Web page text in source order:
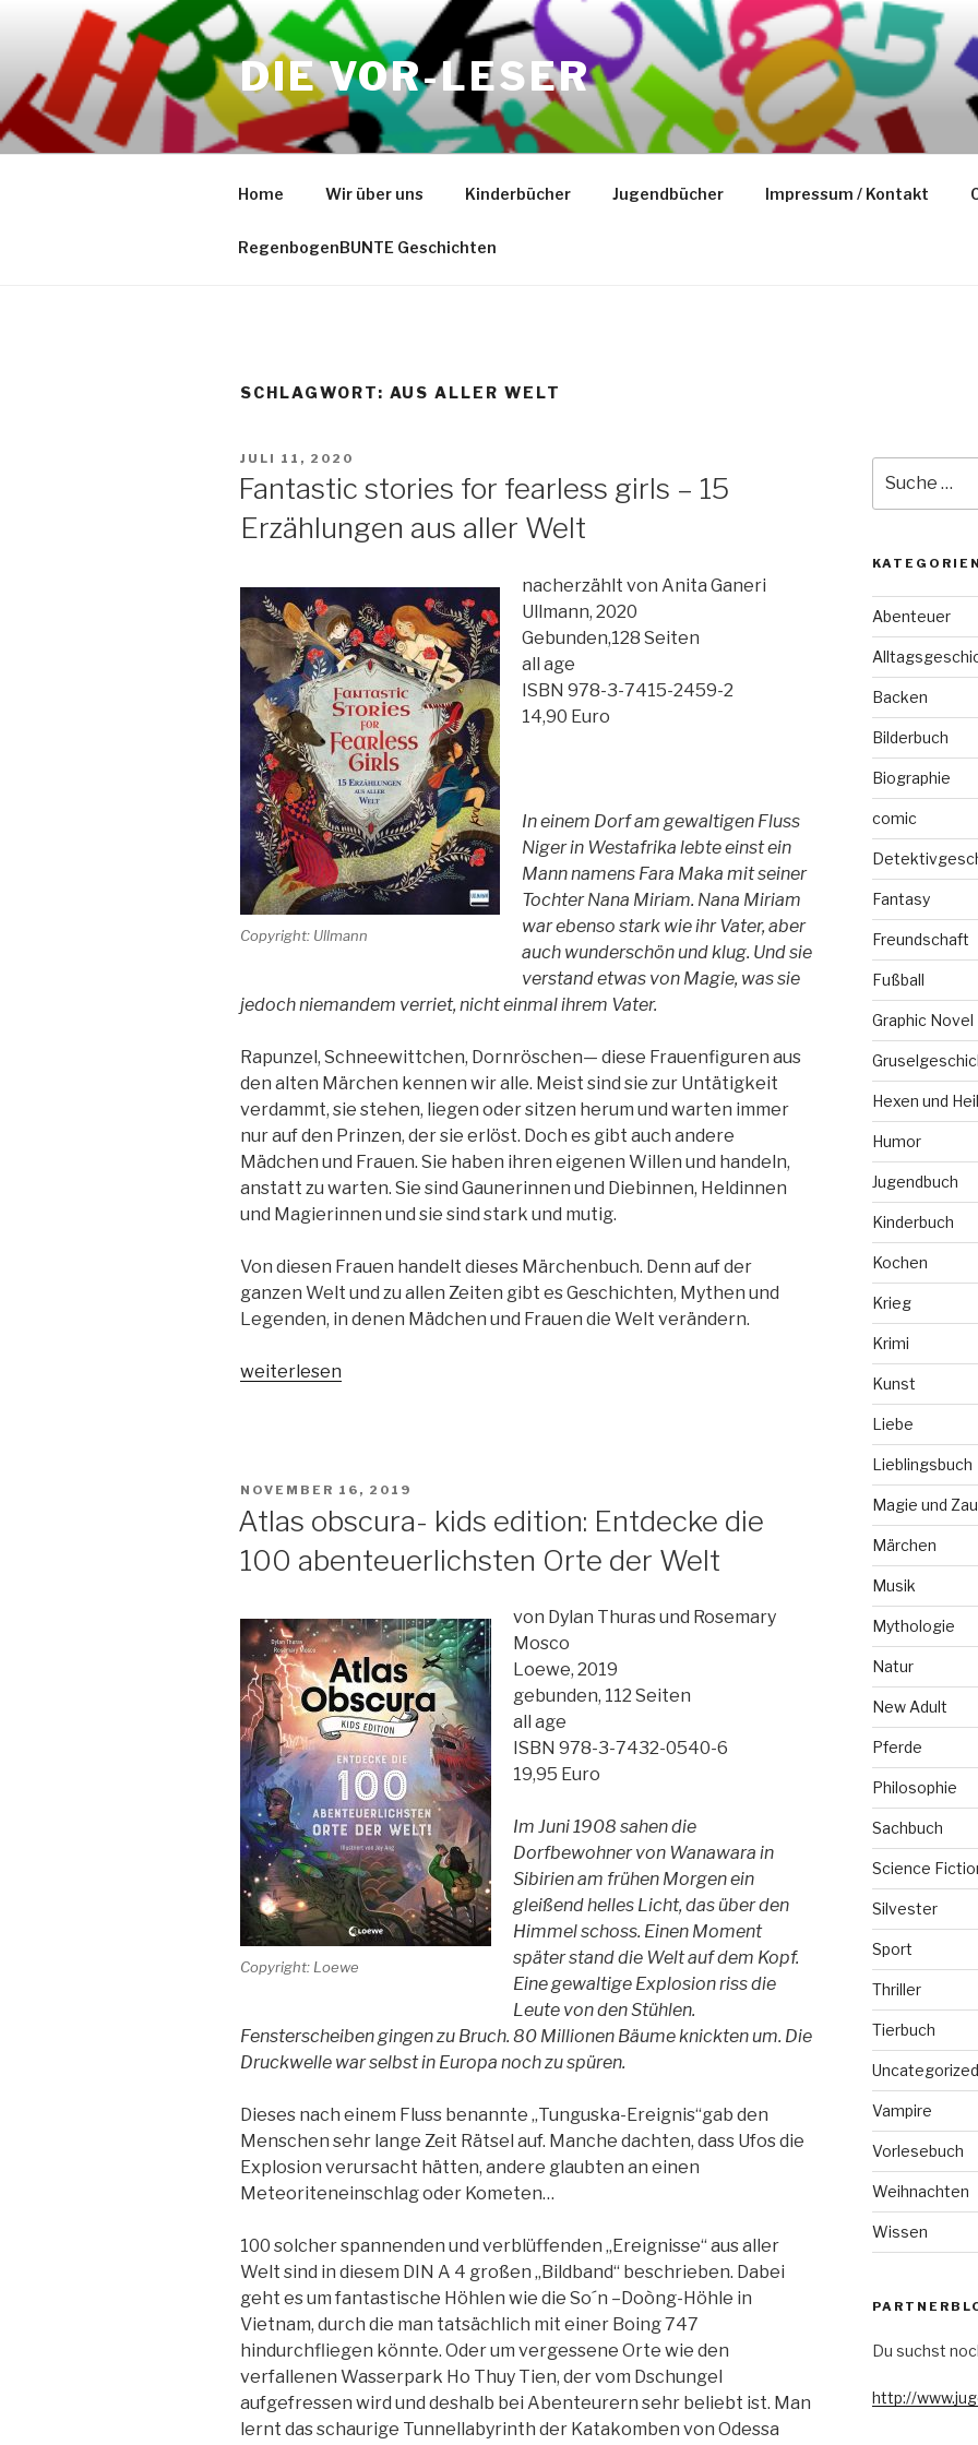
springen
DIE VOR-LESER
Home Wir über uns Kinderbücher Jugendbücher Impressum / Kontakt
RegenbogenBUNTE Geschichten
SCHLAGWORT: AUS ALLER WELT
VERÖFFENTLICHT
JULI 11, 2020
Fantastic stories for fearless girls – 15
Erzählungen aus aller Welt
Copyright: Ullmann
nacherzählt von Anita Ganeri
Ullmann, 2020
Gebunden,128 Seiten
all age
ISBN 978-3-7415-2459-2
14,90 Euro
In einem Dorf am gewaltigen Fluss
Niger in Westafrika lebte einst ein
Mann namens Fara Maka mit seiner
Tochter Nana Miriam. Nana Miriam
war ebenso stark wie ihr Vater, aber
auch wunderschön und klug. Und sie
verstand etwas von Magie, was sie
jedoch niemandem verriet, nicht einmal ihrem Vater.
Rapunzel, Schneewittchen, Dornröschen— diese Frauenfiguren aus
den alten Märchen kennen wir alle. Meist sind sie zur Untätigkeit
verdammt, sie stehen, liegen oder sitzen herum und warten immer
nur auf den Prinzen, der sie erlöst. Doch es gibt auch andere
Mädchen und Frauen. Sie haben ihren eigenen Willen und handeln,
anstatt zu warten. Sie sind Gaunerinnen und Diebinnen, Heldinnen
und Magierinnen und sie sind stark und mutig.
Von diesen Frauen handelt dieses Märchenbuch. Denn auf der
ganzen Welt und zu allen Zeiten gibt es Geschichten, Mythen und
Legenden, in denen Mädchen und Frauen die Welt verändern.
„Fantastic
–
15
Erzählungen
Welt“
weiterlesen
VERÖFFENTLICHT
NOVEMBER 16, 2019
Atlas obscura- kids edition: Entdecke die
100 abenteuerlichsten Orte der Welt
Copyright: Loewe
von Dylan Thuras und Rosemary
Mosco
Loewe, 2019
gebunden, 112 Seiten
all age
ISBN 978-3-7432-0540-6
19,95 Euro
Im Juni 1908 sahen die
Dorfbewohner von Wanawara in
Sibirien am frühen Morgen ein
gleißend helles Licht, das über den
Himmel schoss. Einen Moment
später stand die Welt auf dem Kopf.
Eine gewaltige Explosion riss die
Leute von den Stühlen.
Fensterscheiben gingen zu Bruch. 80 Millionen Bäume knickten um. Die
Druckwelle war selbst in Europa noch zu spüren.
Dieses nach einem Fluss benannte „Tunguska-Ereignis“gab den
Menschen sehr lange Zeit Rätsel auf. Manche dachten, dass Ufos die
Explosion verursacht hätten, andere glaubten an einen
Meteoriteneinschlag oder Kometen…
100 solcher spannenden und verblüffenden „Ereignisse“ aus aller
Welt sind in diesem DIN A 4 großen „Bildband“ beschrieben. Dabei
geht es um fantastische Höhlen wie die So´n –Doòng-Höhle in
Vietnam, durch die man tatsächlich mit einer Boing 747
hindurchfliegen könnte. Oder um vergessene Orte wie den
verfallenen Wasserpark Ho Thuy Tien, der vom Dschungel
aufgefressen wird und deshalb bei Abenteurern sehr beliebt ist. Man
lernt das schaurige Tunnellabyrinth der Katakomben von Odessa
nach:
KATEGORIEN
Abenteuer
Backen
Bilderbuch
Biographie
comic
Fantasy
Freundschaft
Fußball
Graphic Novel
Hexen und
Humor
Jugendbuch
Kinderbuch
Kochen
Krieg
Krimi
Kunst
Liebe
Lieblingsbuch
Magie und
Märchen
Musik
Mythologie
Natur
New Adult
Pferde
Philosophie
Sachbuch
Science
Silvester
Sport
Thriller
Tierbuch
Uncategorized
Vampire
Vorlesebuch
Weihnachten
Wissen
Du suchst
http://